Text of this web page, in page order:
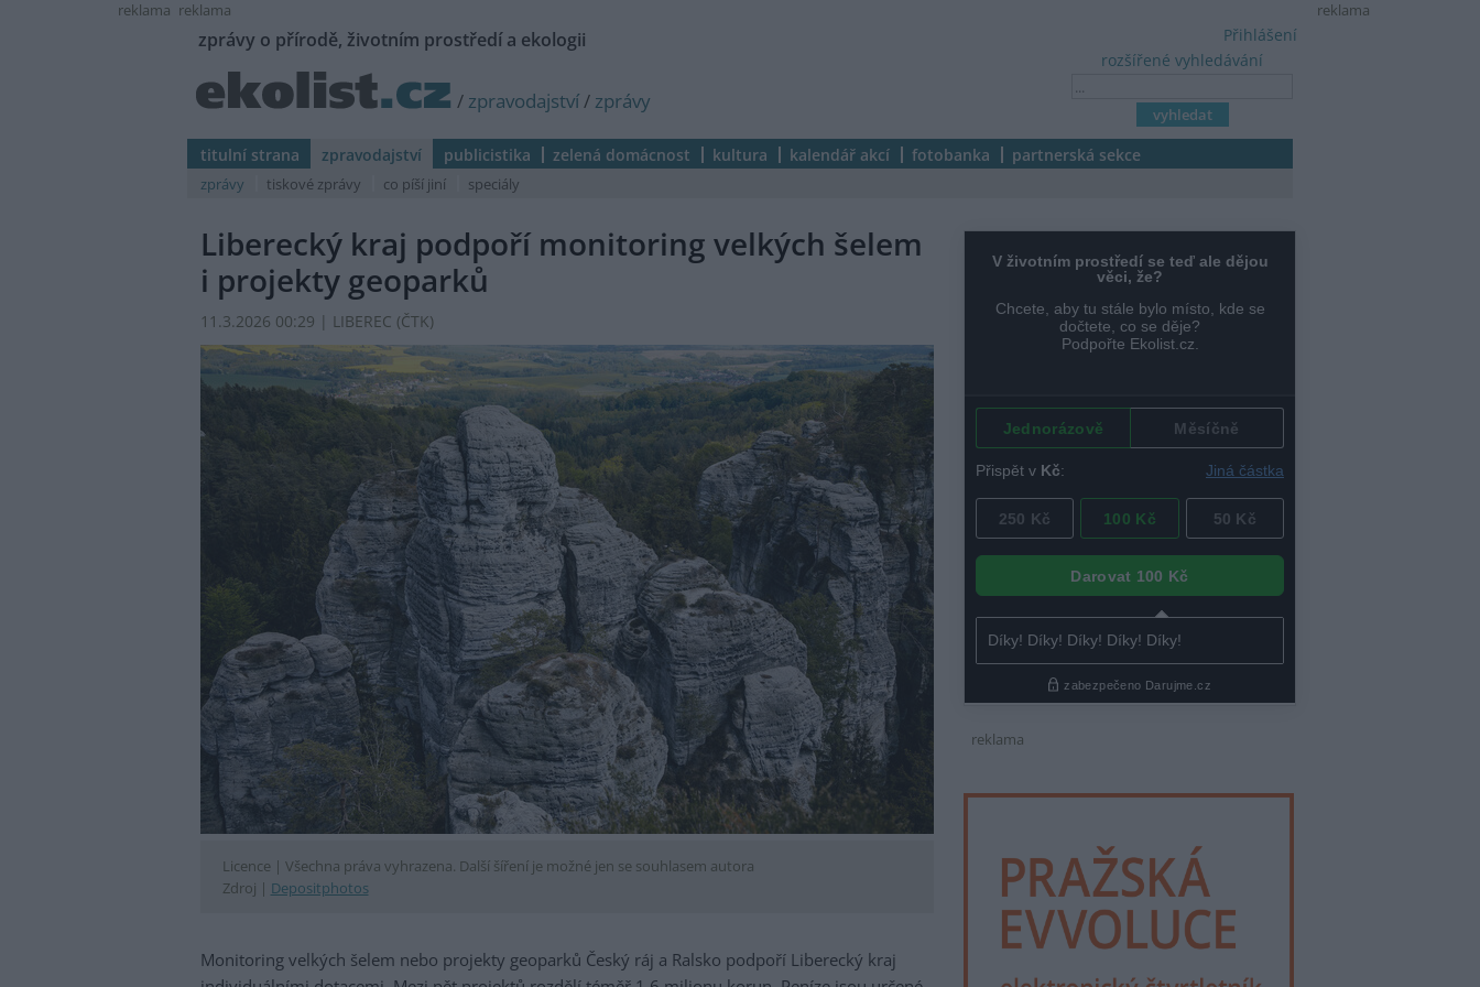
reklama
reklama reklama
zprávy o přírodě, životním prostředí a ekologii
/ zpravodajství/ zprávy
rozšířené vyhledávání
Přihlášení
titulní strana zpravodajství publicistika zelená domácnost kultura kalendář akcí fotobanka partnerská sekce
zprávy tiskové zprávy co píší jiní speciály
Liberecký kraj podpoří monitoring velkých šelem
i projekty geoparků
11.3.2026 00:29 | LIBEREC (ČTK)
Licence | Všechna práva vyhrazena. Další šíření je možné jen se souhlasem autora
Zdroj | Depositphotos
Monitoring velkých šelem nebo projekty geoparků Český ráj a Ralsko podpoří Liberecký kraj
reklama